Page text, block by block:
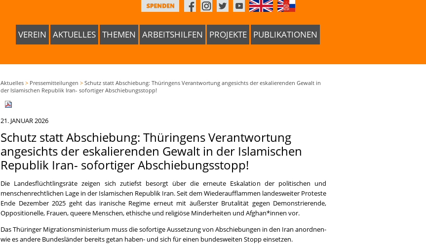
VEREIN AKTUELLES THEMEN ARBEITSHILFEN PROJEKTE PUBLIKATIONEN
Aktuelles > Pressemitteilungen > Schutz statt Abschiebung: Thüringens Verantwortung angesichts der eskalierenden Gewalt in
der Islamischen Republik Iran- sofortiger Abschiebungsstopp!
21. JANUAR 2026
Schutz statt Abschiebung: Thüringens Verantwortung
angesichts der eskalierenden Gewalt in der Islamischen
Republik Iran- sofortiger Abschiebungsstopp!
Die Landesflüchtlingsräte zeigen sich zutiefst besorgt über die erneute Eskalation der politischen und
menschenrechtlichen Lage in der Islamischen Republik Iran. Seit dem Wiederaufflammen landesweiter Proteste
Ende Dezember 2025 geht das iranische Regime erneut mit äußerster Brutalität gegen Demonstrierende,
Oppositionelle, Frauen, queere Menschen, ethische und religiöse Minderheiten und Afghan*innen vor.
Das Thüringer Migrationsministerium muss die sofortige Aussetzung von Abschiebungen in den Iran anordnen-
wie es andere Bundesländer bereits getan haben- und sich für einen bundesweiten Stopp einsetzen.